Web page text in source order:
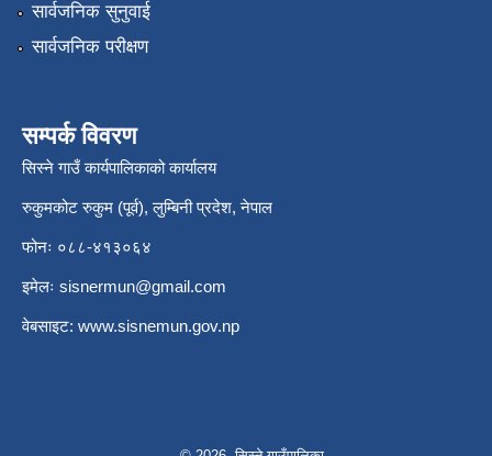
सार्वजनिक सुनुवाई
सार्वजनिक परीक्षण
सम्पर्क विवरण
सिस्ने गाउँ कार्यपालिकाको कार्यालय
रुकुमकोट रुकुम (पूर्व), लुम्बिनी प्रदेश, नेपाल
फोनः ०८८-४१३०६४
इमेलः sisnermun@gmail.com
वेबसाइट: www.sisnemun.gov.np